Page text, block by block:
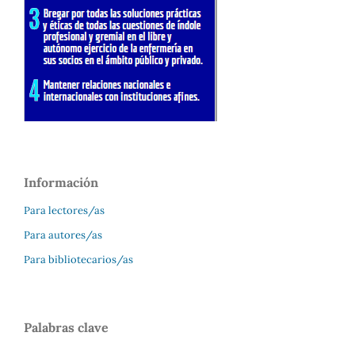
Información
Para lectores/as
Para autores/as
Para bibliotecarios/as
Palabras clave